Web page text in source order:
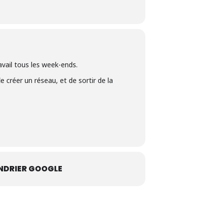
tous les week-ends.
créer un réseau, et de sortir de la
GOOGLE